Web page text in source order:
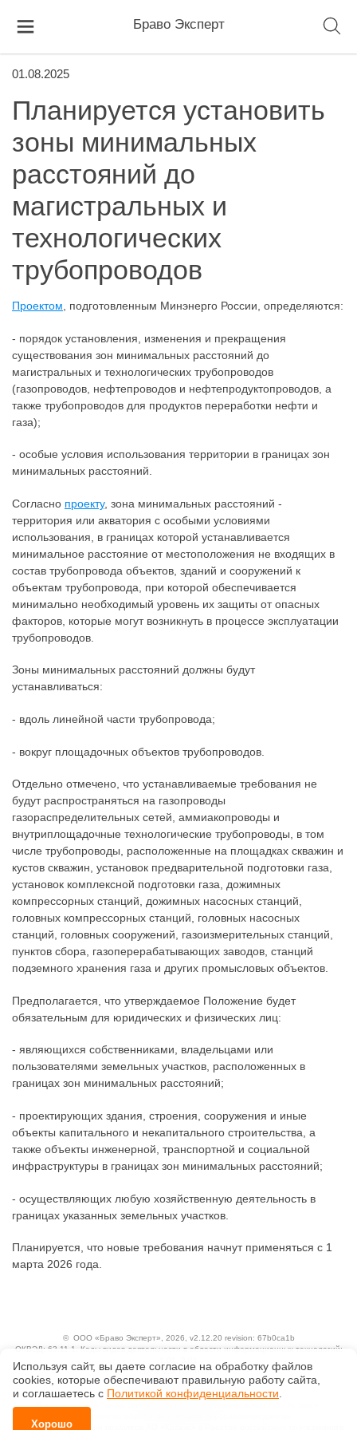
Браво Эксперт
01.08.2025
Планируется установить
зоны минимальных
расстояний до
магистральных и
технологических
трубопроводов
Проектом , подготовленным Минэнерго России, определяются:
- порядок установления, изменения и прекращения
существования зон минимальных расстояний до
магистральных и технологических трубопроводов
(газопроводов, нефтепроводов и нефтепродуктопроводов, а
также трубопроводов для продуктов переработки нефти и
газа);
- особые условия использования территории в границах зон
минимальных расстояний.
Согласно проекту, зона минимальных расстояний -
территория или акватория с особыми условиями
использования, в границах которой устанавливается
минимальное расстояние от местоположения не входящих в
состав трубопровода объектов, зданий и сооружений к
объектам трубопровода, при которой обеспечивается
минимально необходимый уровень их защиты от опасных
факторов, которые могут возникнуть в процессе эксплуатации
трубопроводов.
Зоны минимальных расстояний должны будут
устанавливаться:
- вдоль линейной части трубопровода;
- вокруг площадочных объектов трубопроводов.
Отдельно отмечено, что устанавливаемые требования не
будут распространяться на газопроводы
газораспределительных сетей, аммиакопроводы и
внутриплощадочные технологические трубопроводы, в том
числе трубопроводы, расположенные на площадках скважин и
кустов скважин, установок предварительной подготовки газа,
установок комплексной подготовки газа, дожимных
компрессорных станций, дожимных насосных станций,
головных компрессорных станций, головных насосных
станций, головных сооружений, газоизмерительных станций,
пунктов сбора, газоперерабатывающих заводов, станций
подземного хранения газа и других промысловых объектов.
Предполагается, что утверждаемое Положение будет
обязательным для юридических и физических лиц:
- являющихся собственниками, владельцами или
пользователями земельных участков, расположенных в
границах зон минимальных расстояний;
- проектирующих здания, строения, сооружения и иные
объекты капитального и некапитального строительства, а
также объекты инженерной, транспортной и социальной
инфраструктуры в границах зон минимальных расстояний;
- осуществляющих любую хозяйственную деятельность в
границах указанных земельных участков.
Планируется, что новые требования начнут применяться с 1
марта 2026 года.
© ООО «Браво Эксперт» , 2026, v2.12.20 revision: 67b0ca1b
ОКВЭД: 63.11.1, Коды видов деятельности в области информационных технологий:
Ценовая политика
Технологии
Справка о регистрации продуктов АО «Кодекс» в Реестре российского программного
Используя сайт, вы даете согласие на обработку файлов
сооkiеs, которые обеспечивают правильную работу сайта,
и соглашаетесь с Политикой конфиденциальности
Хорошо